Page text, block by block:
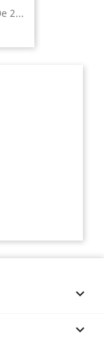
2...

